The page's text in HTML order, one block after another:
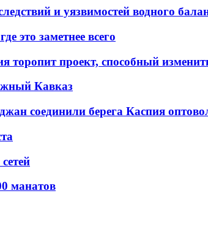
и уязвимостей водного
это заметнее всего
торопит проект, способный
Кавказ
соединили берега Каспия
манатов